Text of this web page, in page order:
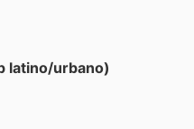
latino/urbano)